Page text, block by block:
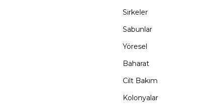
Sirkeler
Sabunlar
Yöresel
Baharat
Cilt Bakım
Kolonyalar